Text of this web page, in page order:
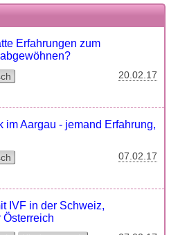
Erfahrungen zum
20.02.17
im Aargau - jemand Erfahrung,
07.02.17
IVF in der Schweiz,
Österreich